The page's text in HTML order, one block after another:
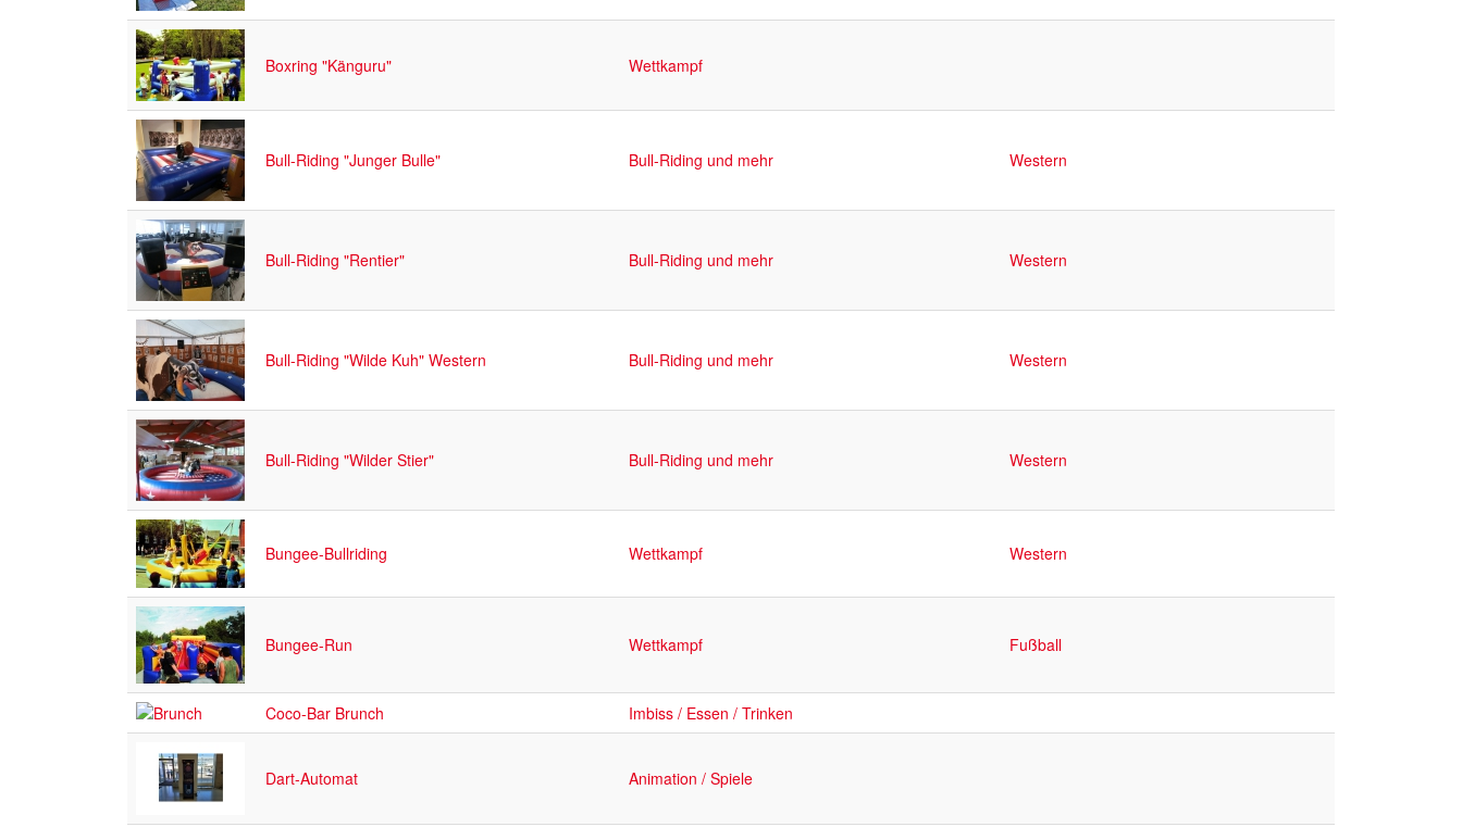
Boxring "Känguru" Wettkampf
Bull-Riding "Junger Bulle" Bull-Riding und mehr Western
Bull-Riding "Rentier" Bull-Riding und mehr Western
Bull-Riding "Wilde Kuh" Western Bull-Riding und mehr Western
Bull-Riding "Wilder Stier" Bull-Riding und mehr Western
Bungee-Bullriding Wettkampf Western
Bungee-Run Wettkampf Fußball
Coco-Bar Brunch Imbiss / Essen / Trinken
Dart-Automat Animation / Spiele